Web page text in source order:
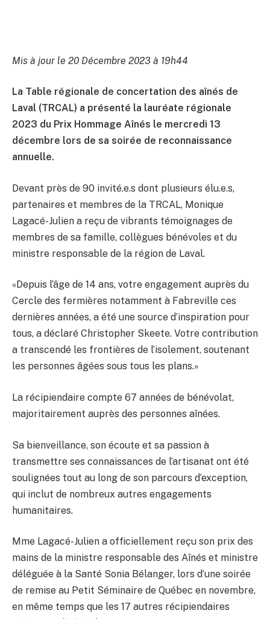
Mis à jour le 20 Décembre 2023 à 19h44
La Table régionale de concertation des aînés de
Laval (TRCAL) a présenté la lauréate régionale
2023 du Prix Hommage Aînés le mercredi 13
décembre lors de sa soirée de reconnaissance
annuelle.
Devant près de 90 invité.e.s dont plusieurs élu.e.s,
partenaires et membres de la TRCAL, Monique
Lagacé-Julien a reçu de vibrants témoignages de
membres de sa famille, collègues bénévoles et du
ministre responsable de la région de Laval.
«Depuis l’âge de 14 ans, votre engagement auprès du
Cercle des fermières notamment à Fabreville ces
dernières années, a été une source d’inspiration pour
tous, a déclaré Christopher Skeete. Votre contribution
a transcendé les frontières de l’isolement, soutenant
les personnes âgées sous tous les plans.»
La récipiendaire compte 67 années de bénévolat,
majoritairement auprès des personnes aînées.
Sa bienveillance, son écoute et sa passion à
transmettre ses connaissances de l’artisanat ont été
soulignées tout au long de son parcours d’exception,
qui inclut de nombreux autres engagements
humanitaires.
Mme Lagacé-Julien a officiellement reçu son prix des
mains de la ministre responsable des Aînés et ministre
déléguée à la Santé Sonia Bélanger, lors d’une soirée
de remise au Petit Séminaire de Québec en novembre,
en même temps que les 17 autres récipiendaires